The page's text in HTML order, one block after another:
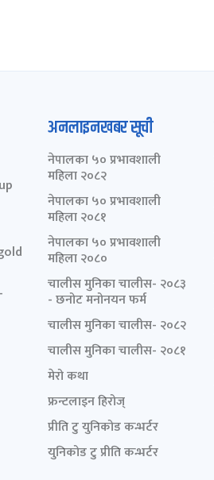
अनलाइनखबर सूची
नेपालका ५० प्रभावशाली
महिला २०८२
नेपालका ५० प्रभावशाली
महिला २०८१
नेपालका ५० प्रभावशाली
महिला २०८०
चालीस मुनिका चालीस- २०८३
- छनोट मनोनयन फर्म
चालीस मुनिका चालीस- २०८२
चालीस मुनिका चालीस- २०८१
मेरो कथा
फ्रन्टलाइन हिरोज्
प्रीति टु युनिकोड कन्भर्टर
युनिकोड टु प्रीति कन्भर्टर